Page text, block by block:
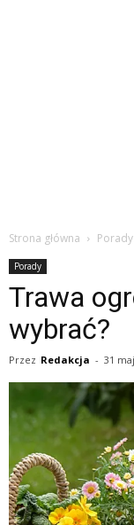
Strona główna Porady
Porady
Trawa
wybrać?
Przez Redakcja - 31